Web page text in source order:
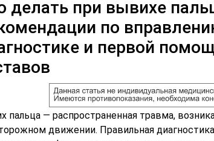
делать при вывихе
по
и первой
пальца — распространенная травма,
движении. Правильная